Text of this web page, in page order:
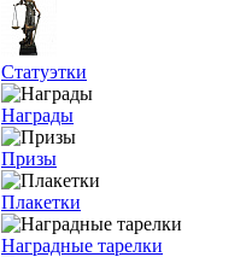
Статуэтки
Награды
Призы
Плакетки
Наградные тарелки